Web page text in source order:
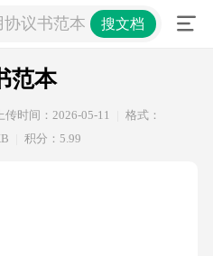
议书范本 搜文档
范本
上传时间：2026-05-11
格式：
积分：5.99